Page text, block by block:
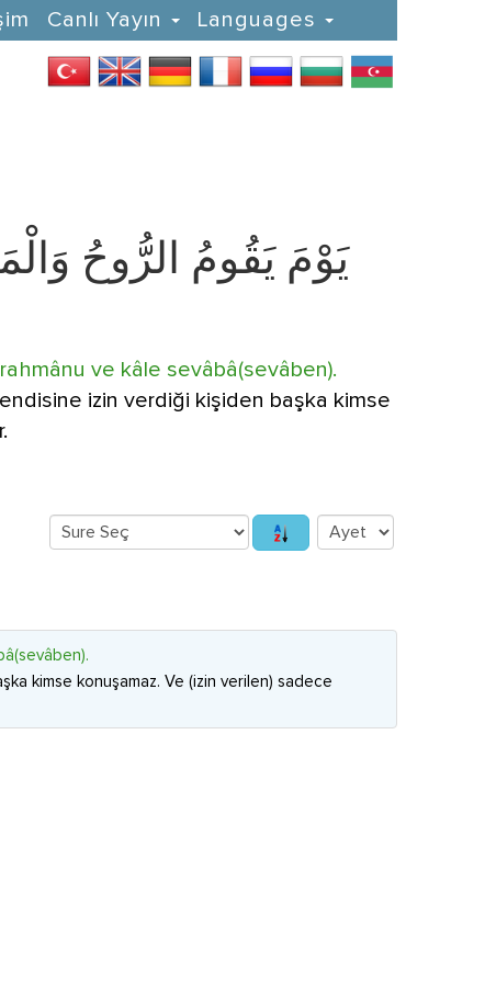
Canlı Yayın Languages
يَوْمَ يَقُومُ الرُّوحُ
ve kâle sevâbâ(sevâben).
izin verdiği kişiden başka kimse
kimse konuşamaz. Ve (izin verilen) sadece